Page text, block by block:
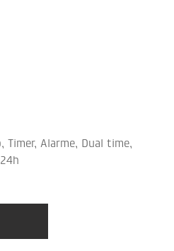
Timer, Alarme, Dual time,